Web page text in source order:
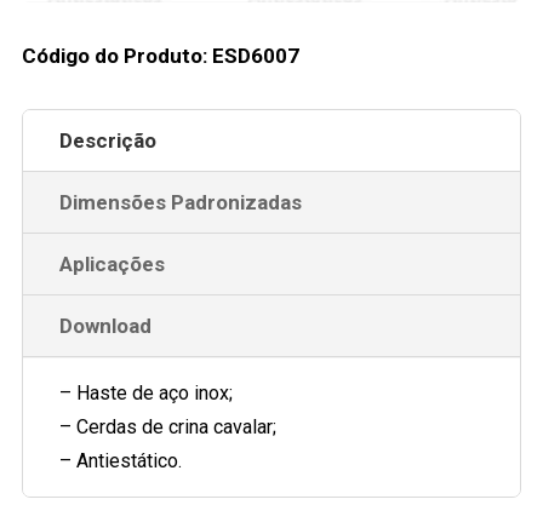
Código do Produto: ESD6007
Descrição
Dimensões Padronizadas
Aplicações
Download
– Haste de aço inox;
– Cerdas de crina cavalar;
– Antiestático.